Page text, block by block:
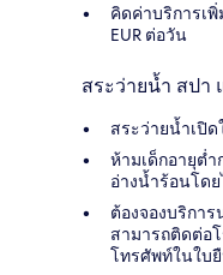
คิดค่าบริการเ
EUR ต่อวัน
สระว่ายน้ำ สปา
สระว่ายน้ำเปิ
ห้ามเด็กอายุต่ำ
อ่างน้ำร้อนโด
ต้องจองบริกา
สามารถติดต่อ
โทรศัพท์ในใบ